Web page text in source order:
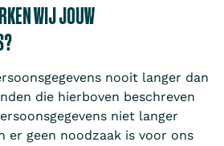
WIJ JOUW
nooit langer dan
die hierboven beschreven
niet langer
er geen noodzaak is voor ons